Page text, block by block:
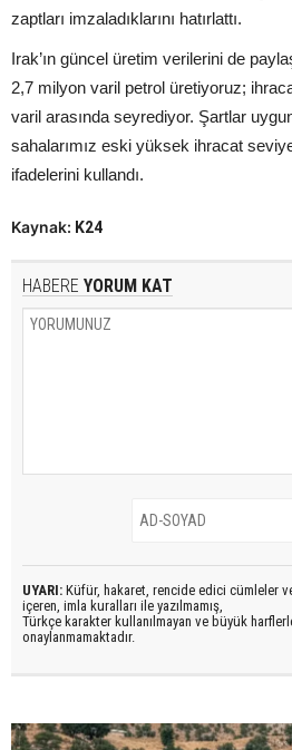
zaptları imzaladıklarını hatırlattı.
Irak’ın güncel üretim verilerini de
2,7 milyon varil petrol üretiyoruz;
varil arasında seyrediyor. Şartlar
sahalarımız eski yüksek ihracat
ifadelerini kullandı.
Kaynak: K24
HABERE YORUM KAT
UYARI: Küfür, hakaret, rencide edici cümleler
içeren, imla kuralları ile yazılmamış,
Türkçe karakter kullanılmayan ve büyük
onaylanmamaktadır.